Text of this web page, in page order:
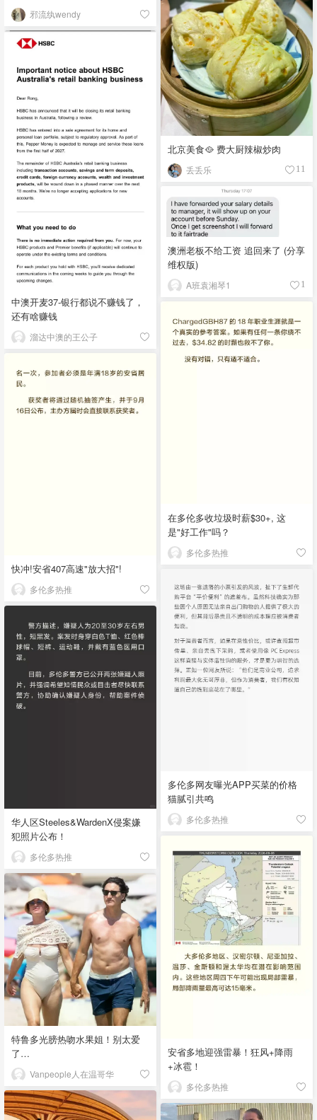
邪流纨wendy
北京美食🥘 费大厨辣椒炒肉
丢丢乐 11
中澳开麦37-银行都说不赚钱了，
还有啥赚钱
溜达中澳的王公子
澳洲老板不给工资 追回来了 (分享
维权版)
A班袁湘琴1 1
在多伦多收垃圾时薪$30+, 这
是"好工作"吗？
多伦多热推
快冲!安省407高速"放大招"!
多伦多热推
多伦多网友曝光APP买菜的价格
猫腻引共鸣
多伦多热推
华人区Steeles&WardenX侵案嫌
犯照片公布！
多伦多热推
安省多地迎强雷暴！狂风+降雨
+冰雹！
多伦多热推
特鲁多光膀热吻水果姐！别太爱
了…
Vanpeople人在温哥华